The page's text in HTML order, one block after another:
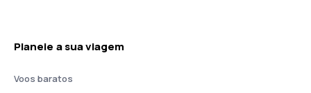
Planeie a sua viagem
Voos baratos